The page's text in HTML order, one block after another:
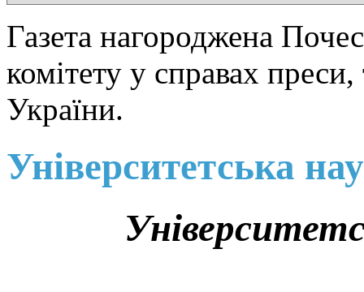
Газета нагороджена
комітету у справах
України.
Університетська